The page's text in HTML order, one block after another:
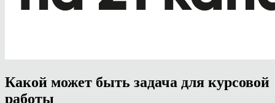
Какой может быть задача для курсовой
работы